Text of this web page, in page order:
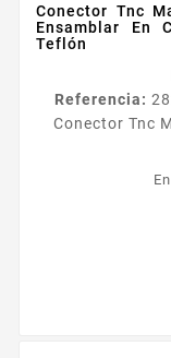
Conector Tnc
Ensamblar En
Teflón
Referencia:
Conector Tnc
Ensamblar
Teflón
Plegable para
CNT400
Central